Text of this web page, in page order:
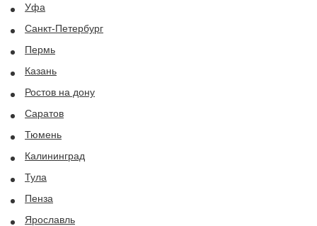
Уфа
Санкт-Петербург
Пермь
Казань
Ростов на дону
Саратов
Тюмень
Калининград
Тула
Пенза
Ярославль